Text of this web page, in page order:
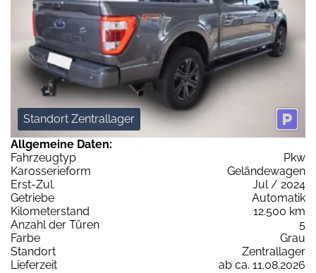
Standort Zentrallager
Allgemeine Daten:
Fahrzeugtyp
Pkw
Karosserieform
Geländewagen
Erst-Zul.
Jul / 2024
Getriebe
Automatik
Kilometerstand
12.500 km
Anzahl der Türen
5
Farbe
Grau
Standort
Zentrallager
Lieferzeit
ab ca. 11.08.2026